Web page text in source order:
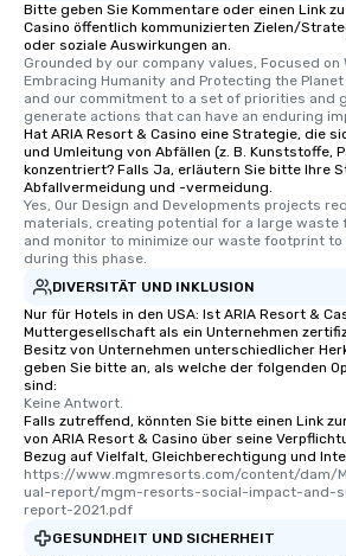
Bitte geben Sie Kommentare oder einen Link
Casino öffentlich kommunizierten Zielen/
oder soziale Auswirkungen an.
Grounded by our company values, Focused on
Embracing Humanity and Protecting the
and our commitment to a set of priorities and
generate actions that can have an enduring
Hat ARIA Resort & Casino eine Strategie, die
und Umleitung von Abfällen (z. B. Kunststoffe,
konzentriert? Falls Ja, erläutern Sie bitte Ihre
Abfallvermeidung und -vermeidung.
Yes, Our Design and Developments projects
materials, creating potential for a large waste
and monitor to minimize our waste footprint to
during this phase.
DIVERSITÄT UND INKLUSION
Nur für Hotels in den USA: Ist ARIA Resort &
Muttergesellschaft als ein Unternehmen
Besitz von Unternehmen unterschiedlicher
geben Sie bitte an, als welche der folgenden
sind:
Keine Antwort.
Falls zutreffend, könnten Sie bitte einen Link
von ARIA Resort & Casino über seine
Bezug auf Vielfalt, Gleichberechtigung und
https://www.mgmresorts.com/content/dam/
ual-report/mgm-resorts-social-impact-and-
report-2021.pdf
GESUNDHEIT UND SICHERHEIT